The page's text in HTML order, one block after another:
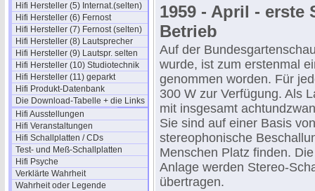
Hifi Hersteller (5) Internat.(selten)
Hifi Hersteller (6) Fernost
Hifi Hersteller (7) Fernost (selten)
Hifi Hersteller (8) Lautsprecher
Hifi Hersteller (9) Lautspr. selten
Hifi Hersteller (10) Studiotechnik
Hifi Hersteller (11) geparkt
Hifi Produkt-Datenbank
Die Download-Tabelle + die Links
Hifi Ausstellungen
Hifi Veranstaltungen
Hifi Schallplatten / CDs
Test- und Meß-Schallplatten
Hifi Psyche
Verklärte Wahrheit
Wahrheit oder Legende
1959 - April - erste
Betrieb
Auf der
wurde, ist zum erstenmal
genommen worden. Für
300 W zur Verfügung. Als
mit insgesamt
Sie sind auf einer Basis
stereophonische
Menschen Platz finden.
Anlage werden Stereo-
übertragen.